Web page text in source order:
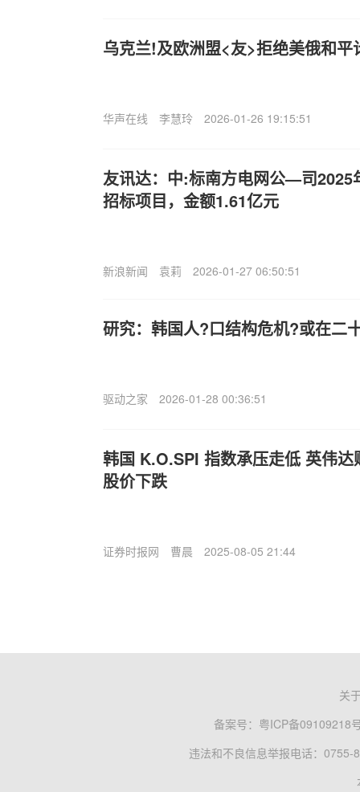
乌克兰!及欧洲盟<友>拒绝美俄和平
华声在线 李慧玲 2026-01-26 19:15:51
友讯达：中:标南方电网公—司2025
招标项目，金额1.61亿元
新浪新闻 袁莉 2026-01-27 06:50:51
研究：韩国人?口结构危机?或在二
驱动之家 2026-01-28 00:36:51
韩国 K.O.SPI 指数承压走低 英伟
股价下跌
证券时报网 曹晨 2025-08-05 21:44
关
备案号： 粤ICP备09109218
违法和不良信息举报电话：0755-